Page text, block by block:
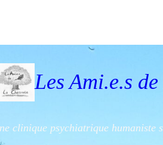
Les Ami.e.s
clinique psychiatrique humaniste